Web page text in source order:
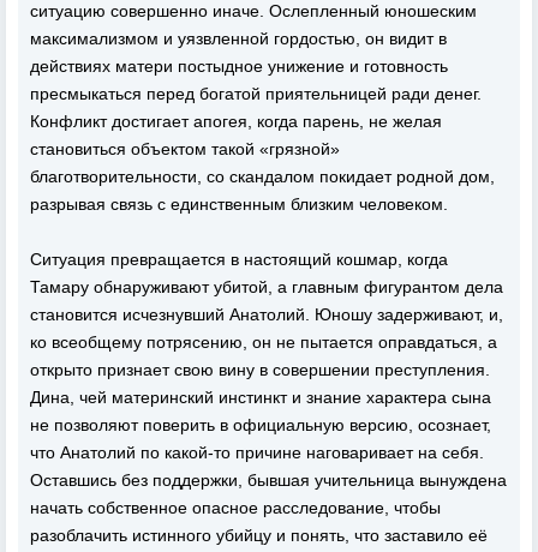
ситуацию совершенно иначе. Ослепленный юношеским
максимализмом и уязвленной гордостью, он видит в
действиях матери постыдное унижение и готовность
пресмыкаться перед богатой приятельницей ради денег.
Конфликт достигает апогея, когда парень, не желая
становиться объектом такой «грязной»
благотворительности, со скандалом покидает родной дом,
разрывая связь с единственным близким человеком.
Ситуация превращается в настоящий кошмар, когда
Тамару обнаруживают убитой, а главным фигурантом дела
становится исчезнувший Анатолий. Юношу задерживают, и,
ко всеобщему потрясению, он не пытается оправдаться, а
открыто признает свою вину в совершении преступления.
Дина, чей материнский инстинкт и знание характера сына
не позволяют поверить в официальную версию, осознает,
что Анатолий по какой-то причине наговаривает на себя.
Оставшись без поддержки, бывшая учительница вынуждена
начать собственное опасное расследование, чтобы
разоблачить истинного убийцу и понять, что заставило её